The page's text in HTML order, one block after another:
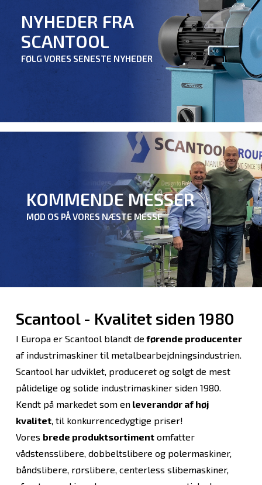
NYHEDER FRA
SCANTOOL
FØLG VORES SENESTE NYHEDER
KOMMENDE MESSER
MØD OS PÅ VORES NÆSTE MESSE
Scantool - Kvalitet siden 1980
I Europa er Scantool blandt de førende producenter
af industrimaskiner til metalbearbejdningsindustrien.
Scantool har udviklet, produceret og solgt de mest
pålidelige og solide industrimaskiner siden 1980.
Kendt på markedet som enleverandør af høj
kvalitet, til konkurrencedygtige priser!
Vores brede produktsortimentomfatter
vådstensslibere, dobbeltslibere og polermaskiner,
båndslibere, rørslibere, centerless slibemaskiner,